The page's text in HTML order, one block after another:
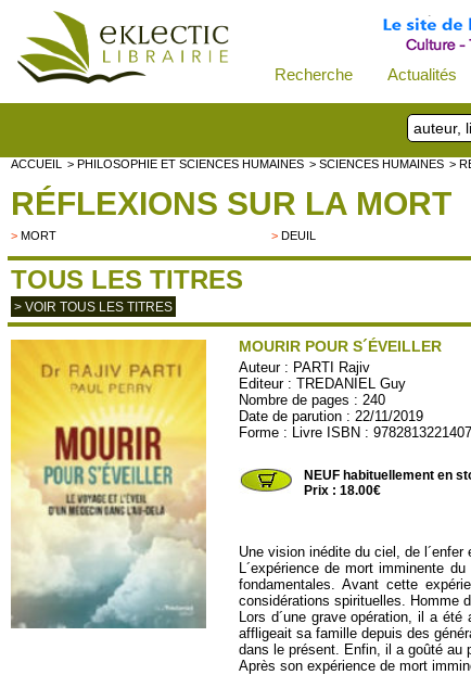
Recherche Actualités
ACCUEIL > PHILOSOPHIE ET SCIENCES HUMAINES > SCIENCES HUMAINES >
RÉFLEXIONS SUR LA MORT
> MORT >DEUIL
TOUS LES TITRES
> VOIR TOUS LES TITRES
MOURIR POUR S´ÉVEILLER
Auteur : PARTI Rajiv
Editeur :TREDANIEL Guy
Nombre de pages : 240
Date de parution : 22/11/2019
Forme : Livre ISBN : 9782813221407
NEUF habituellement en
Prix : 18.00€
Une vision inédite du ciel, de l´enfer
L´expérience de mort imminente
fondamentales. Avant cette
considérations spirituelles. Homme
Lors d´une grave opération, il a
affligeait sa famille depuis des
dans le présent. Enfin, il a goûté au
Après son expérience de mort